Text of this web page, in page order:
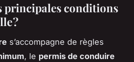
principales conditions
?
s’accompagne de règles
, le permis de conduire